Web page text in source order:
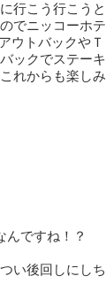
行こう行こうと
でニッコーホテ
ウトバックやＴ
ックでステーキ
れからも楽しみ
んですね！？
い後回しにしち